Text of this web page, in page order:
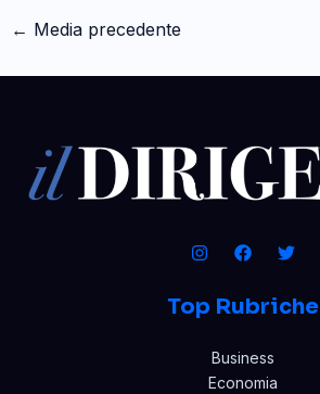
← Media precedente
Top Rubriche
Business
Economia